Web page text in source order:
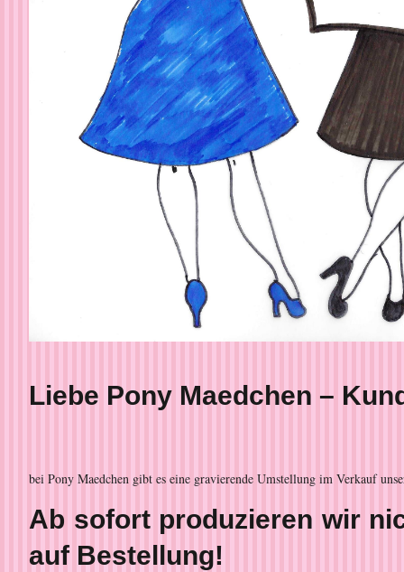
Liebe Pony Maedchen –
bei Pony Maedchen gibt es eine gravierende Umstellung im Verkauf
Ab sofort produzieren wir
auf Bestellung!